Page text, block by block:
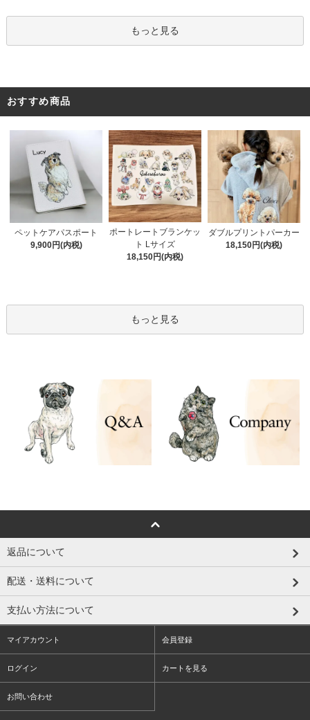
もっと見る
おすすめ商品
ペットケアパスポート
9,900円(内税)
ポートレートブランケッ
ト Lサイズ
18,150円(内税)
ダブルプリントパーカー
18,150円(内税)
もっと見る
返品について
配送・送料について
支払い方法について
マイアカウント 会員登録
ログイン カートを見る
お問い合わせ